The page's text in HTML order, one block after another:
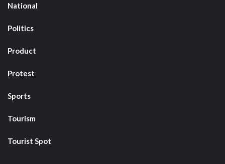
National
Politics
Product
Protest
Sports
Tourism
Tourist Spot